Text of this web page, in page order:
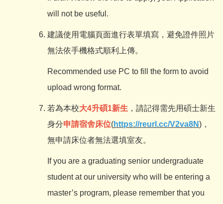
will not be useful.
建議使用電腦頁面進行表單填寫，避免證件照片
無法依手機格式順利上傳。
Recommended use PC to fill the form to avoid
upload wrong format.
若為本校大4升碩1新生 ，請記得需先用碩士新生
身分申請宿舍床位(https://reurl.cc/V2va8N)，
無申請床位者無法選填室友。
If you are a graduating senior undergraduate
student at our university who will be entering a
master’s program, please remember that you